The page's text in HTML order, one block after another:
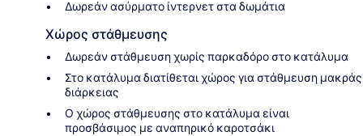
Δωρεάν ασύρματο ίντερνετ στα δωμάτια
Χώρος στάθμευσης
Δωρεάν στάθμευση χωρίς παρκαδόρο στο κατάλυμα
Στο κατάλυμα διατίθεται χώρος για στάθμευση μακράς
διάρκειας
Ο χώρος στάθμευσης στο κατάλυμα είναι
προσβάσιμος με αναπηρικό καροτσάκι